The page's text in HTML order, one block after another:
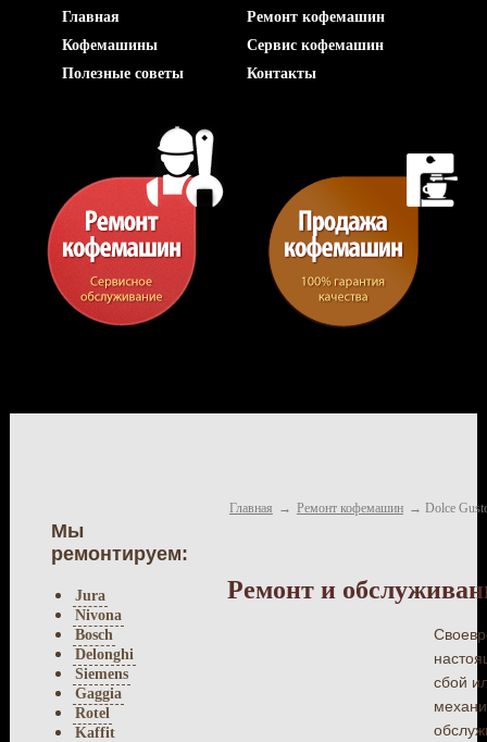
Главная
Ремонт кофемашин
Кофемашины
Сервис кофемашин
Полезные советы
Контакты
Мы
ремонтируем:
Jura
Nivona
Bosch
Delonghi
Siemens
Gaggia
Rotel
Kaffit
Главная → Ремонт кофемашин → Dolce
Ремонт и
сбой